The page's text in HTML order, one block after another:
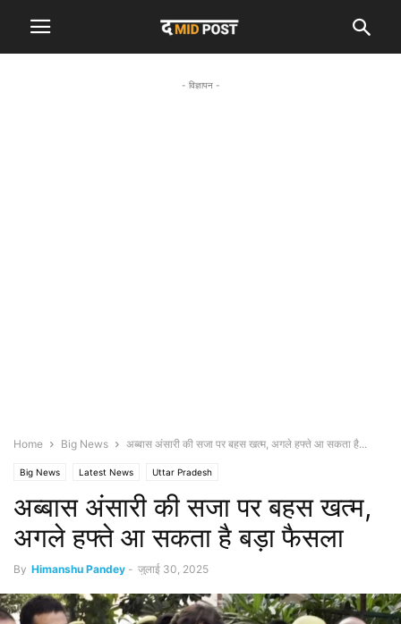
- विज्ञापन -
Home Big News अब्बास अंसारी की सजा पर बहस खत्म, अगले हफ्ते आ सकता है...
Big News Latest News Uttar Pradesh
अब्बास अंसारी की सजा पर बहस खत्म,
अगले हफ्ते आ सकता है बड़ा फैसला
By Himanshu Pandey - जुलाई 30, 2025